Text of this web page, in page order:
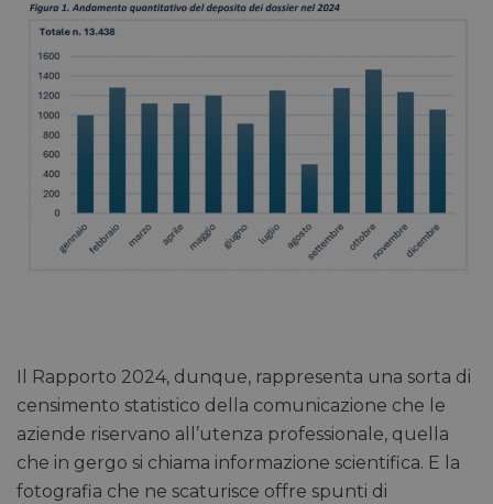
Il Rapporto 2024, dunque, rappresenta una sorta di
censimento statistico della comunicazione che le
aziende riservano all’utenza professionale, quella
che in gergo si chiama informazione scientifica. E la
fotografia che ne scaturisce offre spunti di